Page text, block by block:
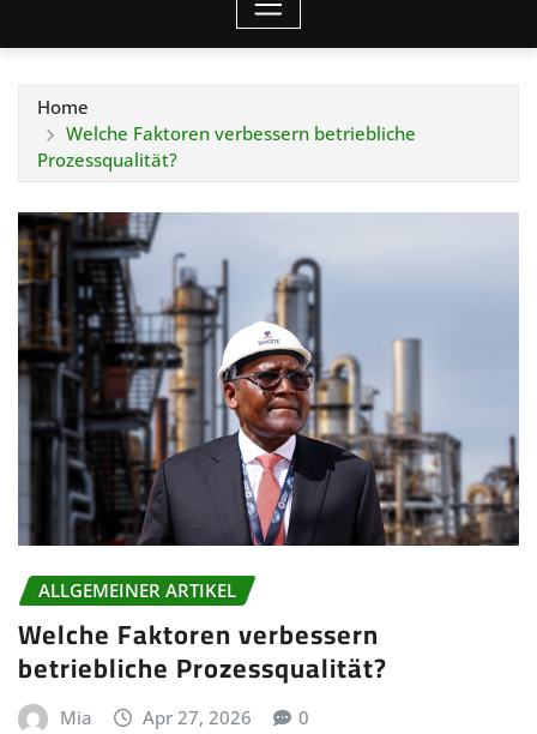
Home
Welche Faktoren verbessern betriebliche
Prozessqualität?
ALLGEMEINER ARTIKEL
Welche Faktoren verbessern
betriebliche Prozessqualität?
Mia Apr 27, 2026 0